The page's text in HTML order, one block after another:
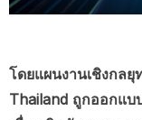
โดยแผนงานเชิงกล
Thailand ถูกออกแบ